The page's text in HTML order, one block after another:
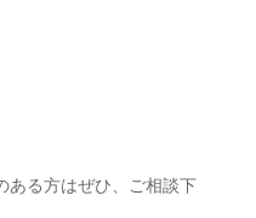
ある方はぜひ、ご相談下